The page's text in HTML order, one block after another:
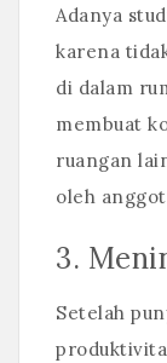
Adanya
karena
di dalam
membuat
ruangan
oleh
3.
Setelah